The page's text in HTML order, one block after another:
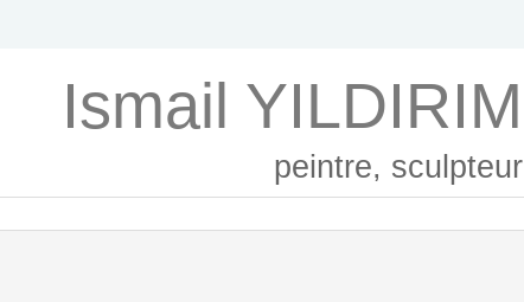
Ismail YILDIRIM
peintre, sculpteur